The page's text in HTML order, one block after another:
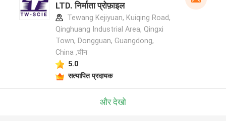
LTD. निर्माता प्रोफ़ाइल
Tewang Kejiyuan, Kuiqing Road,
Qinghuang Industrial Area, Qingxi
Town, Dongguan, Guangdong,
China ,चीन
5.0
सत्यापित प्रदायक
और देखो